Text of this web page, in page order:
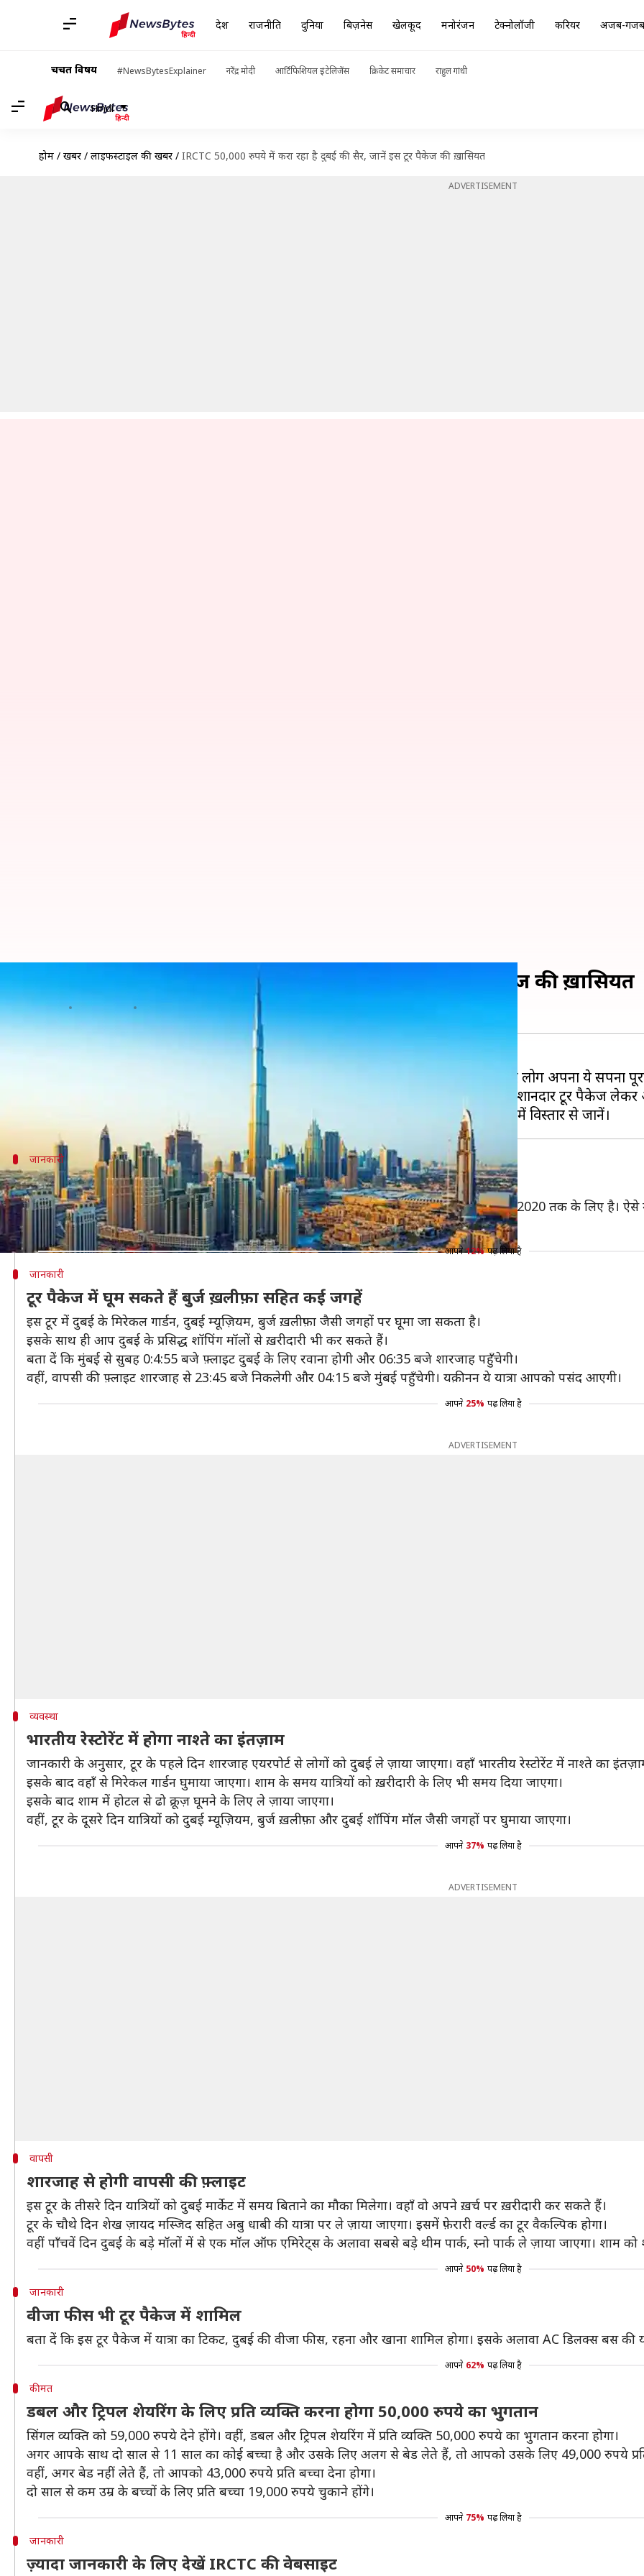
देश राजनीति दुनिया बिज़नेस खेलकूद मनोरंजन टेक्नोलॉजी करियर अजब-गजब
चर्चित विषय #NewsBytesExplainer नरेंद्र मोदी आर्टिफिशियल इंटेलिजेंस क्रिकेट समाचार राहुल गांधी
Hindi
होम / खबरें / लाइफस्टाइल की खबरें / IRCTC 50,000 रुपये में करा रहा है दुबई की सैर, जानें इस टूर पैकेज की ख़ासियत
ADVERTISEMENT
IRCTC 50,000 रुपये में करा रहा है दुबई की सैर, जानें इस टूर पैकेज की ख़ासियत
लेखन प्रदीप मौर्य Nov 26, 2019
घूमने-फिरने वाले कई लोगों को विदेश घूमने का भी शौक होता है, लेकिन बजट की वजह से ज़्यादातर लोग अपना ये सपना
अगर इन दिनों आप विदेश घूमने की योजना बना रहे हैं, तो आपको बता दें कि IRCTC दुबई का एक शानदार टूर पैकेज लेकर
जानकारी
मुंबई से 21 दिसंबर को शुरू होगा टूर
बता दें कि डैजलिंग दुबई टूर की शुरुआत मुंबई से होगी। टूर 21 दिसंबर, 2019 से शुरू होकर 25 जनवरी, 2020 तक के लिए है।
शानदार मौका हो सकता है।
आपने 12% पढ़ लिया है
जानकारी
टूर पैकेज में घूम सकते हैं बुर्ज ख़लीफ़ा सहित कई जगहें
इस टूर में दुबई के मिरेकल गार्डन, दुबई म्यूज़ियम, बुर्ज ख़लीफ़ा जैसी जगहों पर घूमा जा सकता है।
इसके साथ ही आप दुबई के प्रसिद्ध शॉपिंग मॉलों से ख़रीदारी भी कर सकते हैं।
बता दें कि मुंबई से सुबह 0:4:55 बजे फ़्लाइट दुबई के लिए रवाना होगी और 06:35 बजे शारजाह पहुँचेगी।
वहीं, वापसी की फ़्लाइट शारजाह से 23:45 बजे निकलेगी और 04:15 बजे मुंबई पहुँचेगी। यक़ीनन ये यात्रा आपको पसंद आएगी।
आपने 25% पढ़ लिया है
ADVERTISEMENT
व्यवस्था
भारतीय रेस्टोरेंट में होगा नाश्ते का इंतज़ाम
जानकारी के अनुसार, टूर के पहले दिन शारजाह एयरपोर्ट से लोगों को दुबई ले ज़ाया जाएगा। वहाँ भारतीय रेस्टोरेंट में नाश्ते का
इसके बाद वहाँ से मिरेकल गार्डन घुमाया जाएगा। शाम के समय यात्रियों को ख़रीदारी के लिए भी समय दिया जाएगा।
इसके बाद शाम में होटल से ढो क्रूज़ घूमने के लिए ले ज़ाया जाएगा।
वहीं, टूर के दूसरे दिन यात्रियों को दुबई म्यूज़ियम, बुर्ज ख़लीफ़ा और दुबई शॉपिंग मॉल जैसी जगहों पर घुमाया जाएगा।
आपने 37% पढ़ लिया है
ADVERTISEMENT
वापसी
शारजाह से होगी वापसी की फ़्लाइट
इस टूर के तीसरे दिन यात्रियों को दुबई मार्केट में समय बिताने का मौका मिलेगा। वहाँ वो अपने ख़र्च पर ख़रीदारी कर सकते हैं।
टूर के चौथे दिन शेख ज़ायद मस्जिद सहित अबु धाबी की यात्रा पर ले ज़ाया जाएगा। इसमें फ़ेरारी वर्ल्ड का टूर वैकल्पिक होगा।
वहीं पाँचवें दिन दुबई के बड़े मॉलों में से एक मॉल ऑफ एमिरेट्स के अलावा सबसे बड़े थीम पार्क, स्नो पार्क ले ज़ाया जाएगा। शाम को
आपने 50% पढ़ लिया है
जानकारी
वीजा फीस भी टूर पैकेज में शामिल
बता दें कि इस टूर पैकेज में यात्रा का टिकट, दुबई की वीजा फीस, रहना और खाना शामिल होगा। इसके अलावा AC डिलक्स बस की
आपने 62% पढ़ लिया है
कीमत
डबल और ट्रिपल शेयरिंग के लिए प्रति व्यक्ति करना होगा 50,000 रुपये का भुगतान
सिंगल व्यक्ति को 59,000 रुपये देने होंगे। वहीं, डबल और ट्रिपल शेयरिंग में प्रति व्यक्ति 50,000 रुपये का भुगतान करना होगा।
अगर आपके साथ दो साल से 11 साल का कोई बच्चा है और उसके लिए अलग से बेड लेते हैं, तो आपको उसके लिए 49,000 रुपये प्रति
वहीं, अगर बेड नहीं लेते हैं, तो आपको 43,000 रुपये प्रति बच्चा देना होगा।
दो साल से कम उम्र के बच्चों के लिए प्रति बच्चा 19,000 रुपये चुकाने होंगे।
आपने 75% पढ़ लिया है
जानकारी
ज़्यादा जानकारी के लिए देखें IRCTC की वेबसाइट